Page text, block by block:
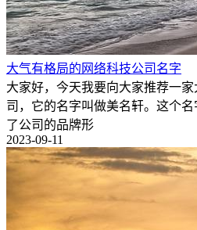
大气有格局的网络科技公司名字
大家好，今天我要向大家推荐一
司，它的名字叫做美名轩。这个
了公司的品牌形
2023-09-11